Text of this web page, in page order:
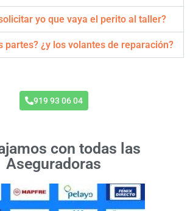
yo que vaya el perito al taller?
partes? ¿y los volantes de reparación?
919 93 06 04
con todas las
Aseguradoras